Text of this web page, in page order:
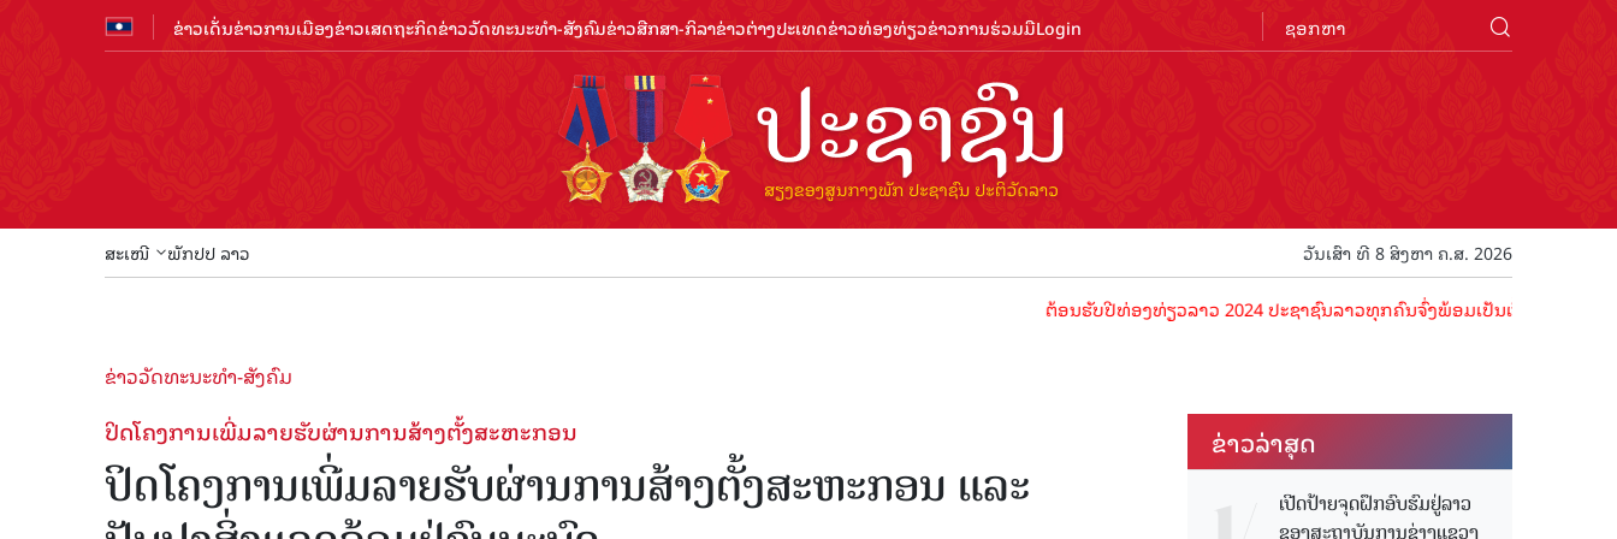
ຂ່າວເດັ່ນຂ່າວການເມືອງຂ່າວເສດຖະກິດຂ່າວວັດທະນະທຳ-ສັງຄົມຂ່າວສືກສາ-ກິລາຂ່າວຕ່າງປະເທດຂ່າວທ່ອງທ່ຽວຂ່າວການຮ່ວມມືLogin
ສະເໜີ ພັກປປ ລາວ ວັນເສົາ ທີ 8 ສິງຫາ ຄ.ສ. 2026
ຕ້ອນຮັບປີທ່ອງທ່ຽວລາວ 2024 ປະຊາຊົນລາວທຸກຄົນຈົ່ງພ້ອມເປັນເຈົ້າພາບທີ່ດີ ຕ້ອນຮັບ
ຂ່າວວັດທະນະທຳ-ສັງຄົມ
ປິດໂຄງການເພີ່ມລາຍຮັບຜ່ານການສ້າງຕັ້ງສະຫະກອນ
ປິດໂຄງການເພີ່ມລາຍຮັບຜ່ານການສ້າງຕັ້ງສະຫະກອນ ແລະ
ຂ່າວ​ລ່າ​ສຸດ
ເປີດປ້າຍຈຸດຝຶກອົບຮົມຢູ່ລາວ
ຂອງສະຖາບັນການຊ່າງແຂວງ